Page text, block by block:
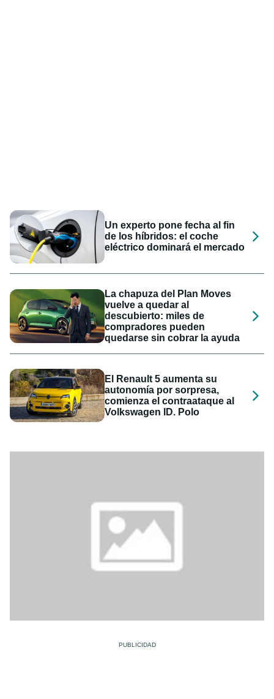
Un experto pone fecha al fin
de los híbridos: el coche
eléctrico dominará el mercado
La chapuza del Plan Moves
vuelve a quedar al
descubierto: miles de
compradores pueden
quedarse sin cobrar la ayuda
El Renault 5 aumenta su
autonomía por sorpresa,
comienza el contraataque al
Volkswagen ID. Polo